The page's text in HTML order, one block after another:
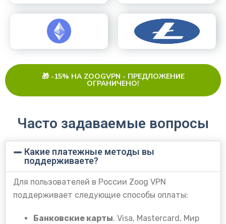
🎁 -15% НА ZOOGVPN - ПРЕДЛОЖЕНИЕ
ОГРАНИЧЕНО!
Часто задаваемые вопросы
Какие платежные методы вы
поддерживаете?
Для пользователей в России Zoog VPN
поддерживает следующие способы оплаты:
Банковские карты. Visa, Mastercard, Мир